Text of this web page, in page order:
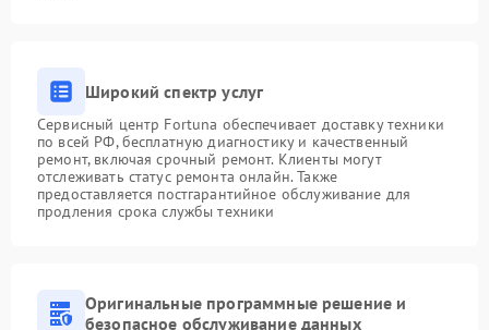
Широкий спектр услуг
Сервисный центр Fortuna обеспечивает доставку техники
по всей РФ, бесплатную диагностику и качественный
ремонт, включая срочный ремонт. Клиенты могут
отслеживать статус ремонта онлайн. Также
предоставляется постгарантийное обслуживание для
продления срока службы техники
Оригинальные программные решение и
безопасное обслуживание данных